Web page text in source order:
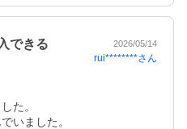
が、太陽光だとまた違った
！
できる 2026/05/14
rui********さん
た。
いました。